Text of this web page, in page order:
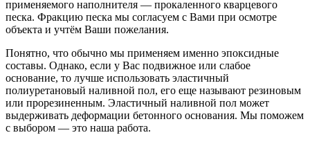
применяемого наполнителя — прокаленного кварцевого
песка. Фракцию песка мы согласуем с Вами при осмотре
объекта и учтём Ваши пожелания.
Понятно, что обычно мы применяем именно эпоксидные
составы. Однако, если у Вас подвижное или слабое
основание, то лучше использовать эластичный
полиуретановый наливной пол, его еще называют резиновым
или прорезиненным. Эластичный наливной пол может
выдерживать деформации бетонного основания. Мы поможем
с выбором — это наша работа.